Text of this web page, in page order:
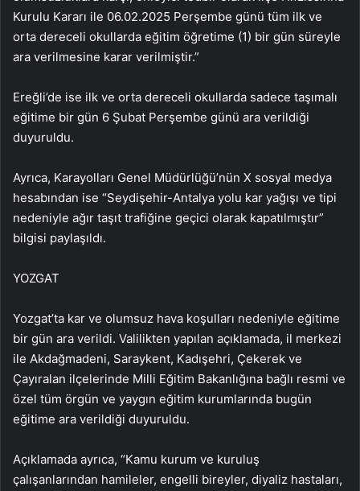
Kurulu Kararı ile 06.02.2025 Perşembe günü tüm ilk ve
orta dereceli okullarda eğitim öğretime (1) bir gün süreyle
ara verilmesine karar verilmiştir.”
Ereğli’de ise ilk ve orta dereceli okullarda sadece taşımalı
eğitime bir gün 6 Şubat Perşembe günü ara verildiği
duyuruldu.
Ayrıca, Karayolları Genel Müdürlüğü’nün X sosyal medya
hesabından ise “Seydişehir-Antalya yolu kar yağışı ve tipi
nedeniyle ağır taşıt trafiğine geçici olarak kapatılmıştır”
bilgisi paylaşıldı.
YOZGAT
Yozgat’ta kar ve olumsuz hava koşulları nedeniyle eğitime
bir gün ara verildi. Valilikten yapılan açıklamada, il merkezi
ile Akdağmadeni, Saraykent, Kadışehri, Çekerek ve
Çayıralan ilçelerinde Milli Eğitim Bakanlığına bağlı resmi ve
özel tüm örgün ve yaygın eğitim kurumlarında bugün
eğitime ara verildiği duyuruldu.
Açıklamada ayrıca, “Kamu kurum ve kuruluş
çalışanlarından hamileler, engelli bireyler, diyaliz hastaları,